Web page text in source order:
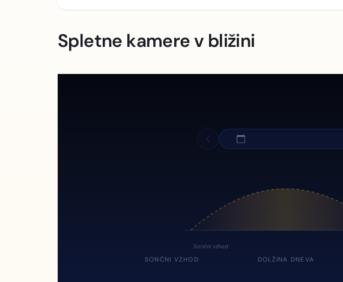
Spletne kamere v bližini
Sončni vzhod
SONČNI VZHOD DOLŽINA DNEVA